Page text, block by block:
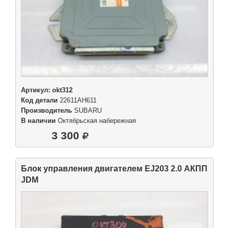
Артикул: okt312
Код детали 22611AH611
Производитель SUBARU
В наличии Октябрьская набережная
3 300
Блок управления двигателем EJ203 2.0 АКПП
JDM